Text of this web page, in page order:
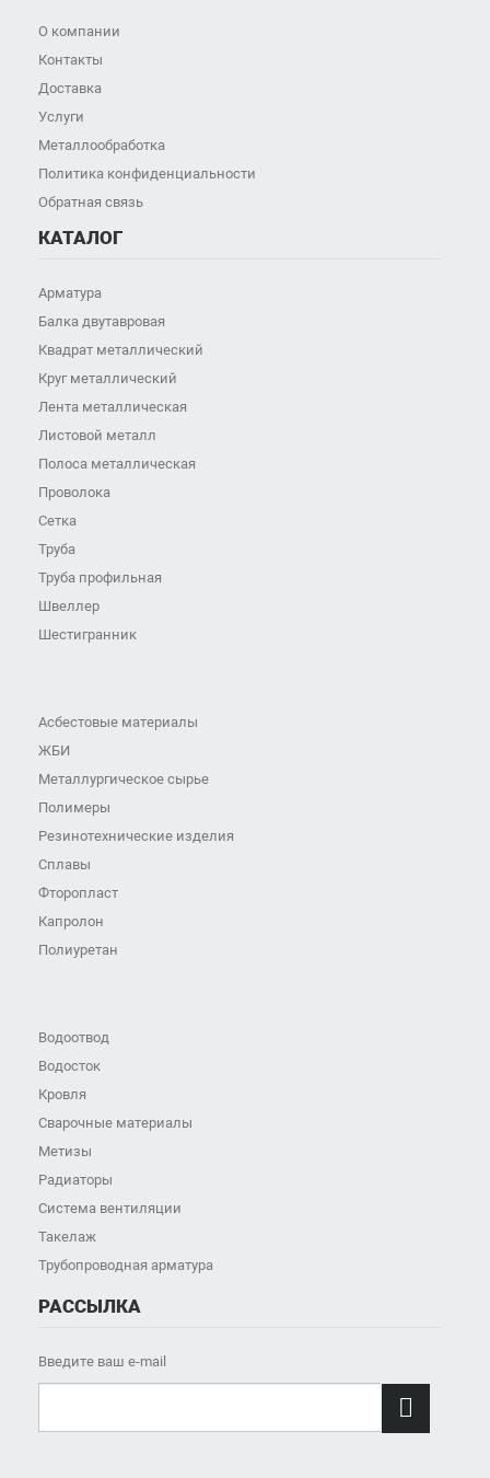
О компании
Контакты
Доставка
Услуги
Металлообработка
Политика конфиденциальности
Обратная связь
КАТАЛОГ
Арматура
Балка двутавровая
Квадрат металлический
Круг металлический
Лента металлическая
Листовой металл
Полоса металлическая
Проволока
Сетка
Труба
Труба профильная
Швеллер
Шестигранник
Асбестовые материалы
ЖБИ
Металлургическое сырье
Полимеры
Резинотехнические изделия
Сплавы
Фторопласт
Капролон
Полиуретан
Водоотвод
Водосток
Кровля
Сварочные материалы
Метизы
Радиаторы
Система вентиляции
Такелаж
Трубопроводная арматура
РАССЫЛКА
Введите ваш e-mail
